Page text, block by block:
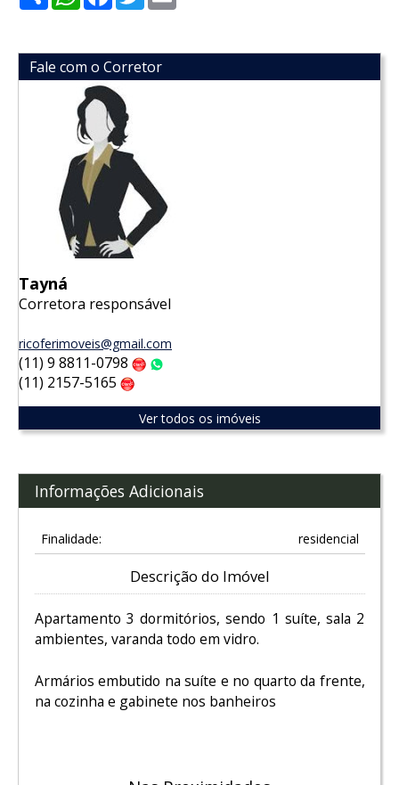
Fale com o Corretor
Tayná
Corretora responsável
ricoferimoveis@gmail.com
(11) 9 8811-0798 Claro
(11) 2157-5165
Ver todos os imóveis
Informações Adicionais
Finalidade: residencial
Descrição do Imóvel
Apartamento 3 dormitórios, sendo 1 suíte, sala 2
ambientes, varanda todo em vidro.
Armários embutido na suíte e no quarto da frente,
na cozinha e gabinete nos banheiros